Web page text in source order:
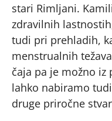
stari Rimljani.
zdravilnih
tudi pri prehladih,
menstrualnih
čaja pa je možno
lahko nabiramo
druge priročne